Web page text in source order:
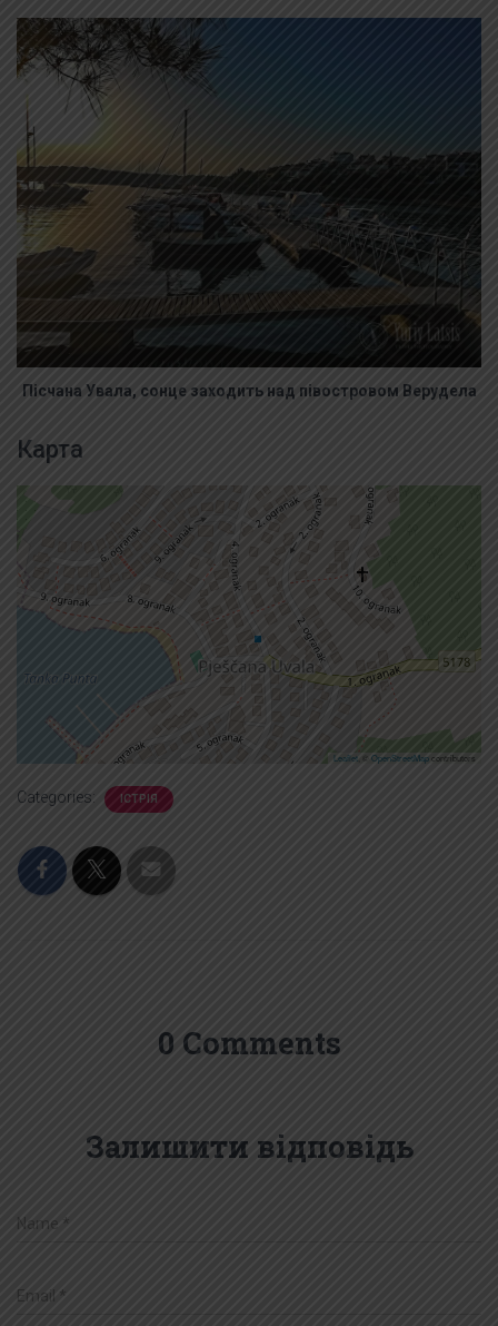
Пісчана Увала, сонце заходить над півостровом Верудела
Карта
Leaflet , © OpenStreetMapcontributors
Categories: ІСТРІЯ
0 Comments
Залишити відповідь
Name *
Email *